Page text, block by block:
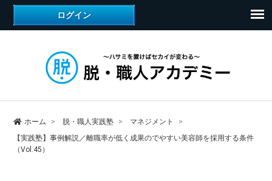
ホーム 脱・職人実践塾
マネジメント
【実践塾】事例解説／離職率が低く成果のでやすい美容師を採用する条件
（Vol.45）